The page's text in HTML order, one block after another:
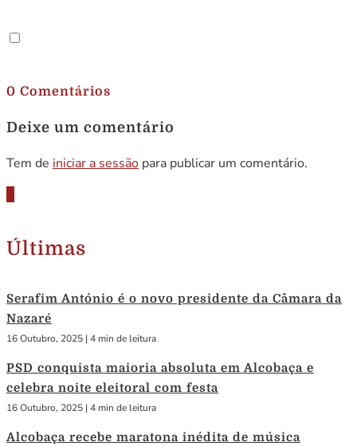
0 Comentários
Deixe um comentário
Tem de iniciar a sessão para publicar um comentário.
Últimas
Serafim António é o novo presidente da Câmara da
Nazaré
16 Outubro, 2025 | 4 min de leitura
PSD conquista maioria absoluta em Alcobaça e
celebra noite eleitoral com festa
16 Outubro, 2025 | 4 min de leitura
Alcobaça recebe maratona inédita de música